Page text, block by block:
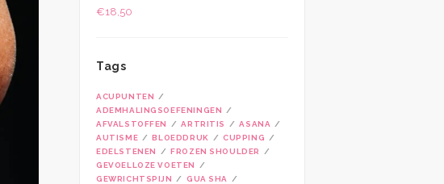
€18,50
Tags
ACUPUNTEN
ADEMHALINGSOEFENINGEN
AFVALSTOFFEN
ARTRITIS
ASANA
AUTISME
BLOEDDRUK
CUPPING
EDELSTENEN
FROZEN SHOULDER
GEVOELLOZE VOETEN
GEWRICHTSPIJN
GUA SHA